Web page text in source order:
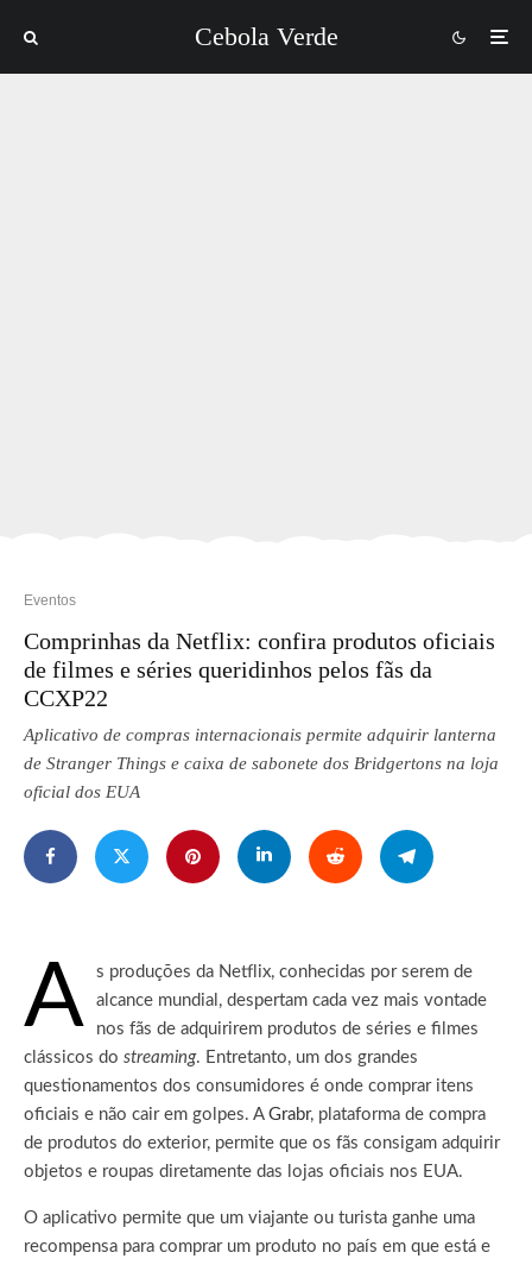
Cebola Verde
Eventos
Comprinhas da Netflix: confira produtos oficiais
de filmes e séries queridinhos pelos fãs da
CCXP22
Aplicativo de compras internacionais permite adquirir lanterna
de Stranger Things e caixa de sabonete dos Bridgertons na loja
oficial dos EUA
A
s produções da Netflix, conhecidas por serem de
alcance mundial, despertam cada vez mais vontade
nos fãs de adquirirem produtos de séries e filmes
clássicos do streaming. Entretanto, um dos grandes
questionamentos dos consumidores é onde comprar itens
oficiais e não cair em golpes. A Grabr, plataforma de compra
de produtos do exterior, permite que os fãs consigam adquirir
objetos e roupas diretamente das lojas oficiais nos EUA.
O aplicativo permite que um viajante ou turista ganhe uma
recompensa para comprar um produto no país em que está e